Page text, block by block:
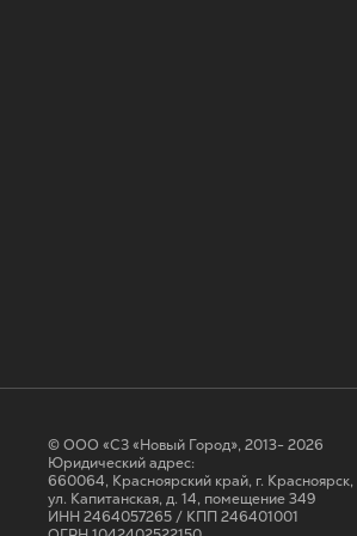
© ООО «СЗ «Новый Город», 2013- 2026
Юридический адрес:
660064, Красноярский край, г. Красноярск,
ул. Капитанская, д. 14, помещение 349
ИНН 2464057265 / КПП 246401001